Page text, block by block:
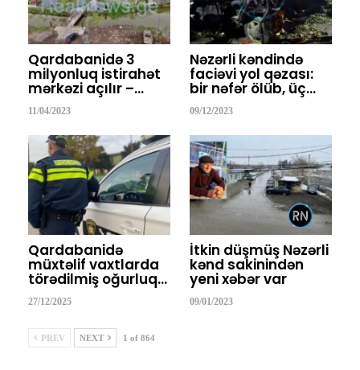
Qardabanidə 3
milyonluq istirahət
mərkəzi açılır –…
11/04/2023
Nəzərli kəndində
faciəvi yol qəzası:
bir nəfər ölüb, üç…
09/12/2023
Qardabanidə
müxtəlif vaxtlarda
törədilmiş oğurluq…
27/12/2025
İtkin düşmüş Nəzərli
kənd sakinindən
yeni xəbər var
09/01/2023
PREV NEXT 1 of 864